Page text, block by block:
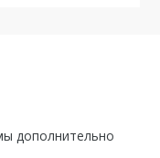
дополнительно